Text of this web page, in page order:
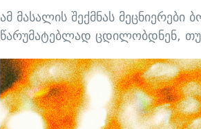
ამ მასალის შექმნას
წარუმატებლად ცდილობდნენ,